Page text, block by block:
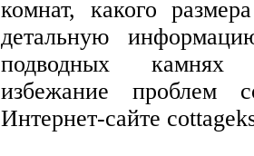
комнат, какого
детальную
подводных камнях
избежание проблем
Интернет-сайте